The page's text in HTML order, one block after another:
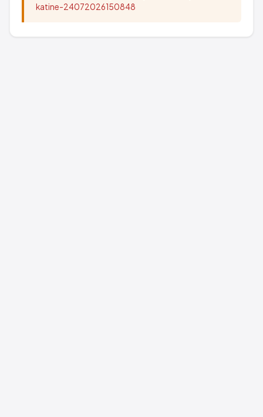
katine-24072026150848